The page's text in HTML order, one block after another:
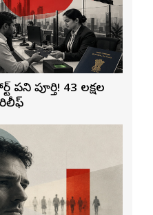
పూర్తి! 43 లక్షల